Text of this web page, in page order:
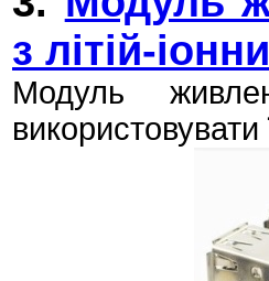
з літій-
Модуль